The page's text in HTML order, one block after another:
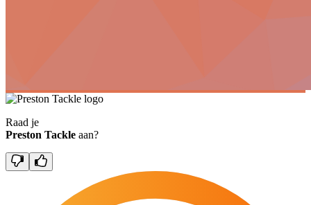
Raad je
Preston Tackle aan?